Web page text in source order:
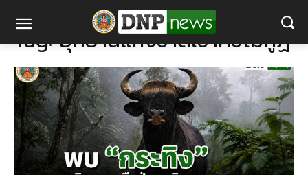
อุทยานแห่งชาติเขาคิชฌกูฏ
Tag:อุทยานแห่งชาติเขาคิชฌกูฏ